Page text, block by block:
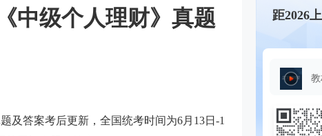
中级个人理财》真题
及答案考后更新，全国统考时间为6月13日-1
距2026